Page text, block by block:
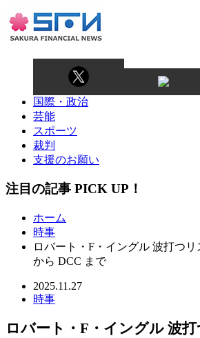
国際・政治
芸能
スポーツ
裁判
支援のお願い
注目の記事 PICK UP！
ホーム
時事
ロバート・F・イングル 波打つ
から DCC まで
2025.11.27
時事
ロバート・F・イングル 波